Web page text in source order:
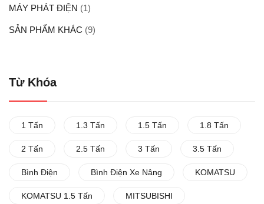
MÁY PHÁT ĐIỆN (1)
SẢN PHẨM KHÁC (9)
Từ Khóa
1 Tấn 1.3 Tấn 1.5 Tấn 1.8 Tấn
2 Tấn 2.5 Tấn 3 Tấn 3.5 Tấn
Bình Điện Bình Điện Xe Nâng KOMATSU
KOMATSU 1.5 Tấn MITSUBISHI